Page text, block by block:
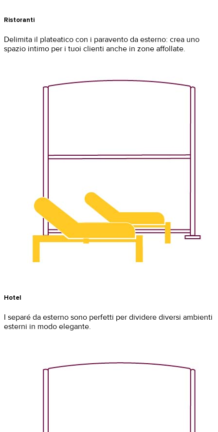
Ristoranti
Delimita il plateatico con i paravento da esterno: crea uno
spazio intimo per i tuoi clienti anche in zone affollate.
Hotel
I separé da esterno sono perfetti per dividere diversi ambienti
esterni in modo elegante.